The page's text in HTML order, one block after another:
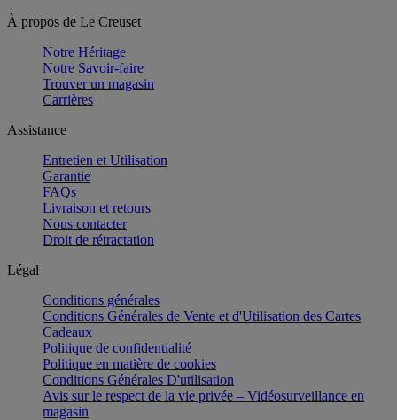
À propos de Le Creuset
Notre Héritage
Notre Savoir-faire
Trouver un magasin
Carrières
Assistance
Entretien et Utilisation
Garantie
FAQs
Livraison et retours
Nous contacter
Droit de rétractation
Légal
Conditions générales
Conditions Générales de Vente et d'Utilisation des Cartes
Cadeaux
Politique de confidentialité
Politique en matière de cookies
Conditions Générales D'utilisation
Avis sur le respect de la vie privée – Vidéosurveillance en
magasin